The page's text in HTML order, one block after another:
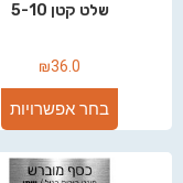
שלט קטן 5-10
₪36.0
בחר אפשרויות